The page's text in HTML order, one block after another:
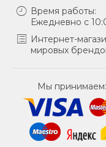
Время работы:
Ежедневно с
Интернет-
мировых
Мы принимаем: